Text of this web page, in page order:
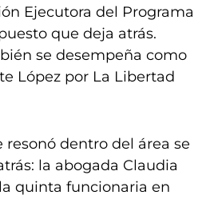
Ejecutora del Programa
que deja atrás.
se desempeña como
López por La Libertad
resonó dentro del área se
la abogada Claudia
quinta funcionaria en